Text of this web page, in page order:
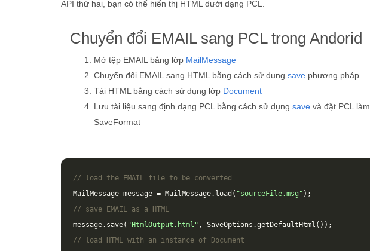
API thứ hai, bạn có thể hiển thị HTML dưới dạng PCL.
Chuyển đổi EMAIL sang PCL trong Andorid
Mở tệp EMAIL bằng lớp MailMessage
Chuyển đổi EMAIL sang HTML bằng cách sử dụng save phương pháp
Tải HTML bằng cách sử dụng lớp Document
Lưu tài liệu sang định dạng PCL bằng cách sử dụng save và đặt PCL làm
SaveFormat
// load the EMAIL file to be converted
MailMessage message = MailMessage. load ( "sourceFile.msg" );
// save EMAIL as a HTML
message. save( "HtmlOutput.html" , SaveOptions .getDefaultHtml ());
// load HTML with an instance of Document